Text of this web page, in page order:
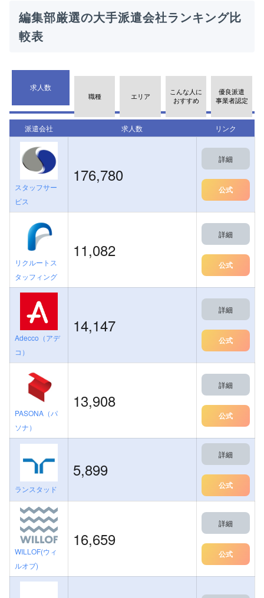
編集部厳選の大手派遣会社ランキング比
較表
求人数
職種 エリア
こんな人に
おすすめ
優良派遣
事業者認定
派遣会社 求人数 リンク
スタッフサー
ビス
176,780
詳細
公式
リクルートス
タッフィング
11,082
詳細
公式
Adecco（アデ
コ）
14,147
詳細
公式
PASONA（パ
ソナ）
13,908
詳細
公式
ランスタッド
5,899
詳細
公式
WILLOF(ウィ
ルオブ)
16,659
詳細
公式